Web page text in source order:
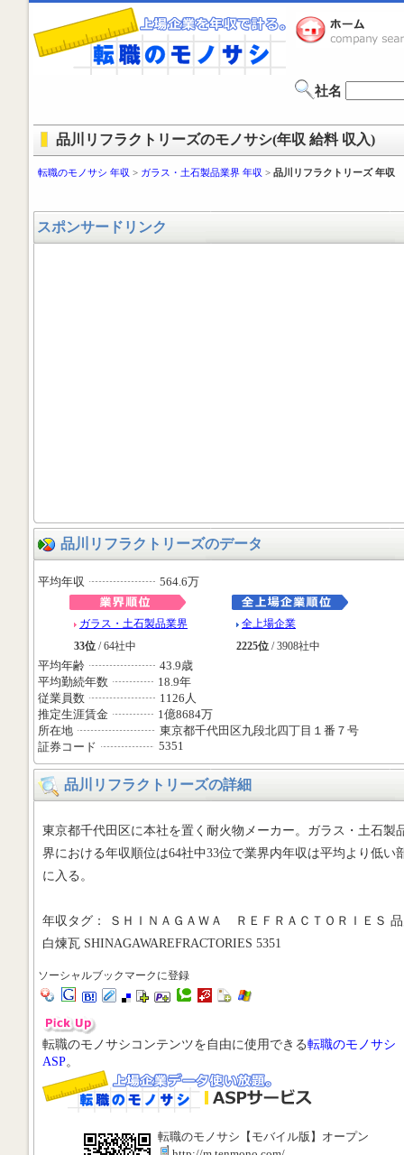
社名
品川リフラクトリーズのモノサシ(年収 給料 収入)
転職のモノサシ 年収 > ガラス・土石製品業界 年収 > 品川リフラクトリーズ 年収
スポンサードリンク
品川リフラクトリーズのデータ
平均年収 564.6万
ガラス・土石製品業界
33位 / 64社中
全上場企業
2225位 / 3908社中
平均年齢
43.9歳
平均勤続年数
18.9年
従業員数
1126人
推定生涯賃金
1億8684万
所在地
東京都千代田区九段北四丁目１番７号
証券コード
5351
品川リフラクトリーズの詳細
東京都千代田区に本社を置く耐火物メーカー。ガラス・土石製
界における年収順位は64社中33位で業界内年収は平均より低い
に入る。
年収タグ： ＳＨＩＮＡＧＡＷＡ ＲＥＦＲＡＣＴＯＲＩＥＳ
白煉瓦 SHINAGAWAREFRACTORIES 5351
ソーシャルブックマークに登録
転職のモノサシコンテンツを自由に使用できる転職のモノサシ
ASP。
転職のモノサシ【モバイル版】オープン